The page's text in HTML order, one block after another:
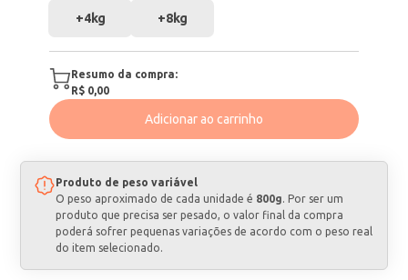
+4kg +8kg
Resumo da compra:
R$ 0,00
Adicionar ao carrinho
Produto de peso variável
O peso aproximado de cada unidade é 800g. Por ser um
produto que precisa ser pesado, o valor final da compra
poderá sofrer pequenas variações de acordo com o peso real
do item selecionado.